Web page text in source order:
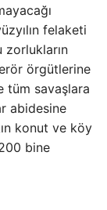
felaketi
zorlukların
örgütlerine
tüm savaşlara
abidesine
konut ve köy
bine